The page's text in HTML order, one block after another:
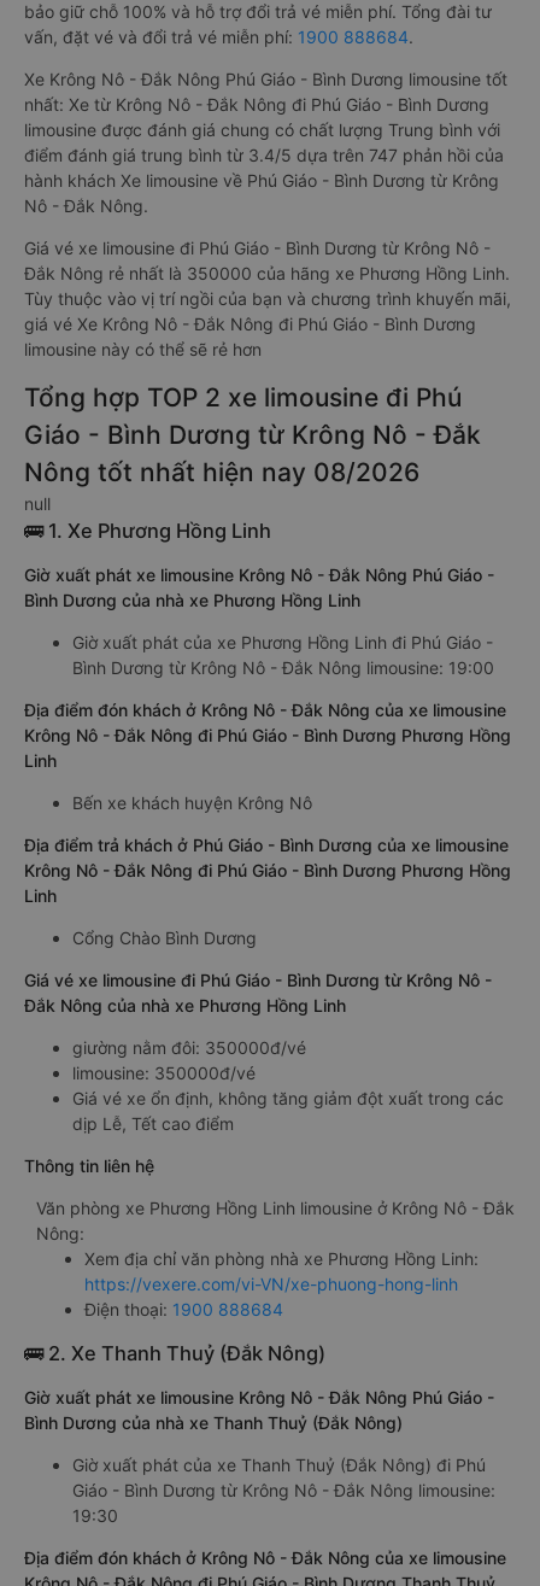
bảo giữ chỗ 100% và hỗ trợ đổi trả vé miễn phí. Tổng đài tư
vấn, đặt vé và đổi trả vé miễn phí: 1900 888684.
Xe Krông Nô - Đắk Nông Phú Giáo - Bình Dương limousine tốt
nhất: Xe từ Krông Nô - Đắk Nông đi Phú Giáo - Bình Dương
limousine được đánh giá chung có chất lượng Trung bình với
điểm đánh giá trung bình từ 3.4/5 dựa trên 747 phản hồi của
hành khách Xe limousine về Phú Giáo - Bình Dương từ Krông
Nô - Đắk Nông.
Giá vé xe limousine đi Phú Giáo - Bình Dương từ Krông Nô -
Đắk Nông rẻ nhất là 350000 của hãng xe Phương Hồng Linh.
Tùy thuộc vào vị trí ngồi của bạn và chương trình khuyến mãi,
giá vé Xe Krông Nô - Đắk Nông đi Phú Giáo - Bình Dương
limousine này có thể sẽ rẻ hơn
Tổng hợp TOP 2 xe limousine đi Phú
Giáo - Bình Dương từ Krông Nô - Đắk
Nông tốt nhất hiện nay 08/2026
null
🚌 1. Xe Phương Hồng Linh
Giờ xuất phát xe limousine Krông Nô - Đắk Nông Phú Giáo -
Bình Dương của nhà xe Phương Hồng Linh
Giờ xuất phát của xe Phương Hồng Linh đi Phú Giáo -
Bình Dương từ Krông Nô - Đắk Nông limousine: 19:00
Địa điểm đón khách ở Krông Nô - Đắk Nông của xe limousine
Krông Nô - Đắk Nông đi Phú Giáo - Bình Dương Phương Hồng
Linh
Bến xe khách huyện Krông Nô
Địa điểm trả khách ở Phú Giáo - Bình Dương của xe limousine
Krông Nô - Đắk Nông đi Phú Giáo - Bình Dương Phương Hồng
Linh
Cổng Chào Bình Dương
Giá vé xe limousine đi Phú Giáo - Bình Dương từ Krông Nô -
Đắk Nông của nhà xe Phương Hồng Linh
giường nằm đôi: 350000đ/vé
limousine: 350000đ/vé
Giá vé xe ổn định, không tăng giảm đột xuất trong các
dịp Lễ, Tết cao điểm
Thông tin liên hệ
Văn phòng xe Phương Hồng Linh limousine ở Krông Nô - Đắk
Nông:
Xem địa chỉ văn phòng nhà xe Phương Hồng Linh:
https://vexere.com/vi-VN/xe-phuong-hong-linh
Điện thoại: 1900 888684
🚌 2. Xe Thanh Thuỷ (Đắk Nông)
Giờ xuất phát xe limousine Krông Nô - Đắk Nông Phú Giáo -
Bình Dương của nhà xe Thanh Thuỷ (Đắk Nông)
Giờ xuất phát của xe Thanh Thuỷ (Đắk Nông) đi Phú
Giáo - Bình Dương từ Krông Nô - Đắk Nông limousine:
19:30
Địa điểm đón khách ở Krông Nô - Đắk Nông của xe limousine